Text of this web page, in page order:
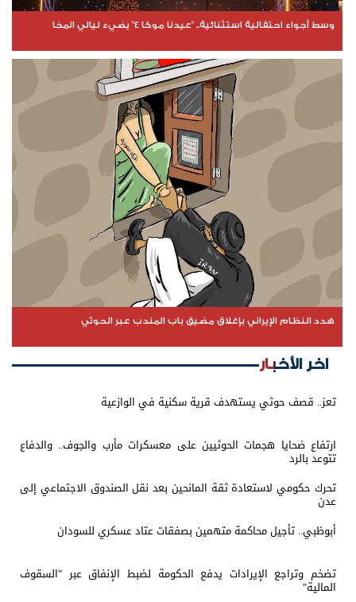
وسط أجواء احتفالية استثنائية.. "عيدنا موكا 4" يضيء ليالي المخا
هدد النظام الإيراني بإغلاق مضيق باب المندب عبر الحوثي
اخر الأخبار
تعز.. قصف حوثي يستهدف قرية سكنية في الوازعية
ارتفاع ضحايا هجمات الحوثيين على معسكرات مأرب والجوف.. والدفاع
تتوعد بالرد
تحرك حكومي لاستعادة ثقة المانحين بعد نقل الصندوق الاجتماعي إلى
عدن
أبوظبي.. تأجيل محاكمة متهمين بصفقات عتاد عسكري للسودان
تضخم وتراجع الإيرادات يدفع الحكومة لضبط الإنفاق عبر "السقوف
المالية"